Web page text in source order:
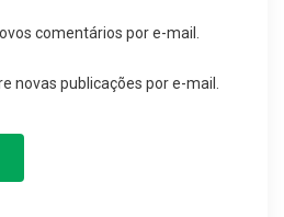
comentários por e-mail.
novas publicações por e-mail.